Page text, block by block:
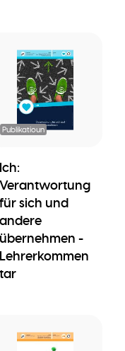
Publikatioun
Ich:
Verantwortung
für sich und
andere
übernehmen -
Lehrerkommen
tar